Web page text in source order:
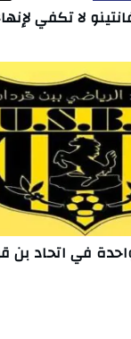
لا تكفي